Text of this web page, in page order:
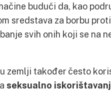
budući da, kao
sredstava za borbu
svih onih koji se na
zemlji također često
seksualno